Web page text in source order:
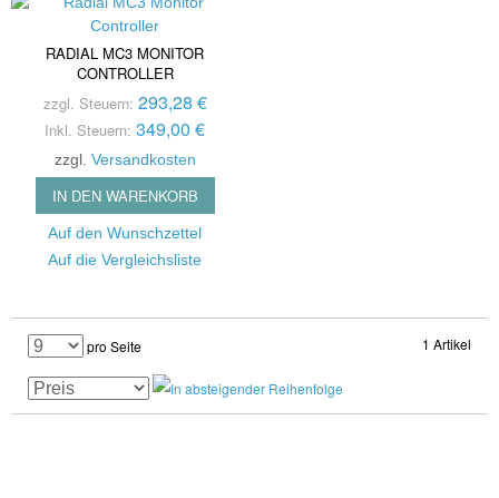
RADIAL MC3 MONITOR
CONTROLLER
zzgl. Steuern: 293,28 €
Inkl. Steuern: 349,00 €
zzgl. Versandkosten
IN DEN WARENKORB
Auf den Wunschzettel
Auf die Vergleichsliste
1 Artikel
pro Seite